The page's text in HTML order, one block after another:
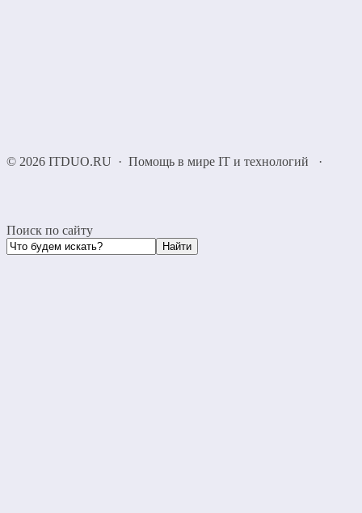
© 2026 ITDUO.RU · Помощь в мире IT и технологий ·
Поиск по сайту